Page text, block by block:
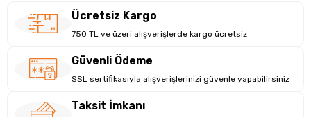
Ücretsiz Kargo
750 TL ve üzeri alışverişlerde kargo ücretsiz
Güvenli Ödeme
SSL sertifikasıyla alışverişlerinizi güvenle yapabilirsiniz
Taksit İmkanı